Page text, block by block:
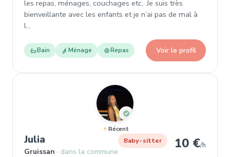
les repas, ménages, couchages etc.. Je suis très
bienveillante avec les enfants et je n’ai pas de mal à
l…
Bain Ménage Repas Voir le profil
Récent
Julia , Baby-sitter à Gruissan
Gruissan dans la commune
Baby-sitter 10 €/h